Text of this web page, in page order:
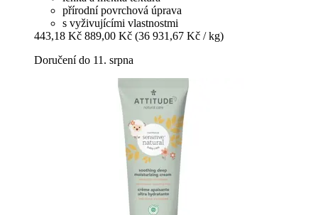
přírodní povrchová úprava
s vyživujícími vlastnostmi
443,18 Kč 889,00 Kč (36 931,67 Kč / kg)
Doručení do 11. srpna